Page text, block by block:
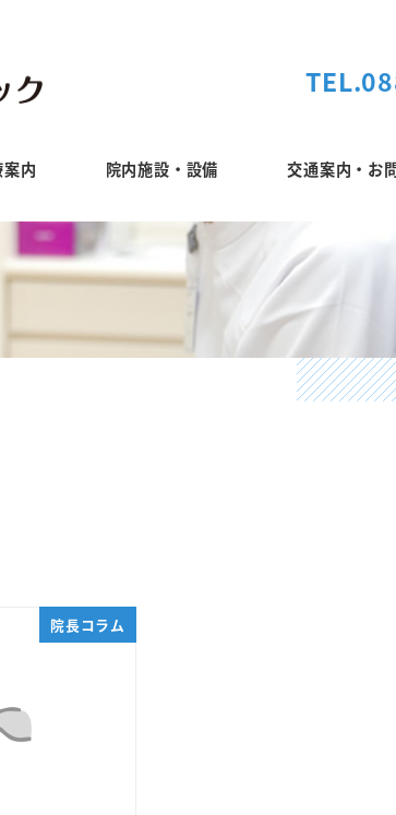
内 院内施設・設備 交通案内・お
院長コラム